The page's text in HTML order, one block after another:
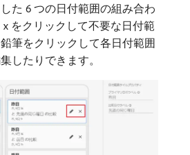
た 6 つの日付範囲の組み合わ
をクリックして不要な日付範
筆をクリックして各日付範囲
したりできます。